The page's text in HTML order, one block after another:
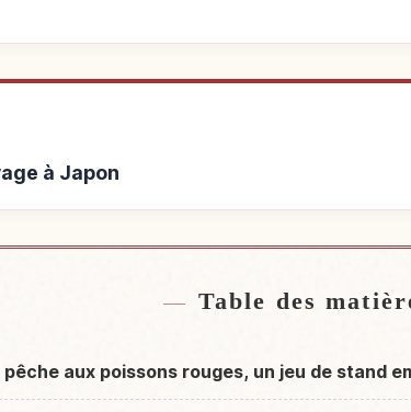
à Japon
Table des
pêche aux poissons rouges, un jeu de stand